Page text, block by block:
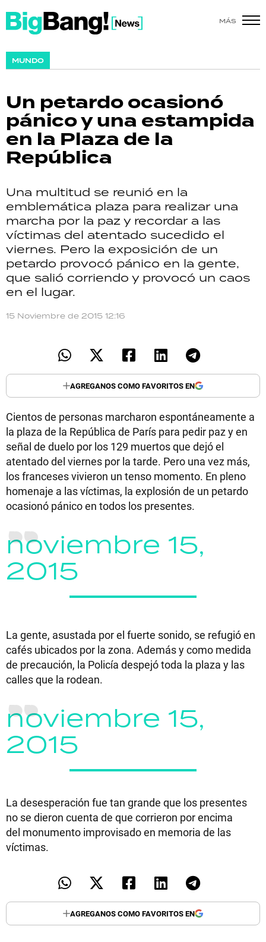
MÁS
MUNDO
Un petardo ocasionó
pánico y una estampida
en la Plaza de la
República
Una multitud se reunió en la
emblemática plaza para realizar una
marcha por la paz y recordar a las
víctimas del atentado sucedido el
viernes. Pero la exposición de un
petardo provocó pánico en la gente,
que salió corriendo y provocó un caos
en el lugar.
15 Noviembre de 2015 12:16
AGREGANOS COMO FAVORITOS EN
Cientos de personas marcharon espontáneamente a
la plaza de la República de París para pedir paz y en
señal de duelo por los 129 muertos que dejó el
atentado del viernes por la tarde. Pero una vez más,
los franceses vivieron un tenso momento. En pleno
homenaje a las víctimas, la explosión de un petardo
ocasionó pánico en todos los presentes.
noviembre 15,
2015
La gente, asustada por el fuerte sonido, se refugió en
cafés ubicados por la zona. Además y como medida
de precaución, la Policía despejó toda la plaza y las
calles que la rodean.
noviembre 15,
2015
La desesperación fue tan grande que los presentes
no se dieron cuenta de que corrieron por encima
del monumento improvisado en memoria de las
víctimas.
AGREGANOS COMO FAVORITOS EN
SHOW
ACTUALIDAD
POLICIALES
ECONOMÍA
GRAN HERMANO
SALUD
DEPORTES
TECNOLOGÍA
PALABRAS
HORÓSCOPO
Seguinos